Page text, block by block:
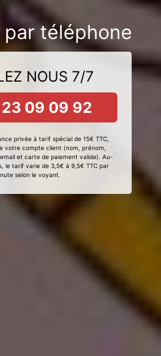
par téléphone
NOUS 7/7
09 09 92
privée à tarif spécial de 15€ TTC,
votre compte client (nom, prénom,
et carte de paiement valide). Au-
le tarif varie de 3,5€ à 9,5€ TTC par
selon le voyant.